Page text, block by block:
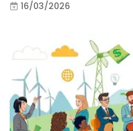
16/03/2026